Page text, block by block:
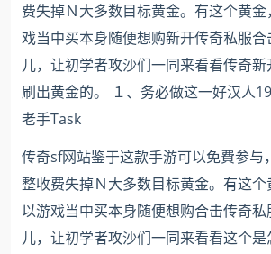
费失掉Ｎ大多数目标黄金。有这个黄
戏当中买本身随便想购新开传奇私服
儿，让初学者攻沙们一同来看看传奇
刷出黄金的。 １、务必做这一好汉人
老手Task
传奇sf网站鉴于这款手游可以免費参与
整收费失掉Ｎ大多数目标黄金。有这
以游戏当中买本身随便想购合击传奇
儿，让初学者攻沙们一同来看看这个是